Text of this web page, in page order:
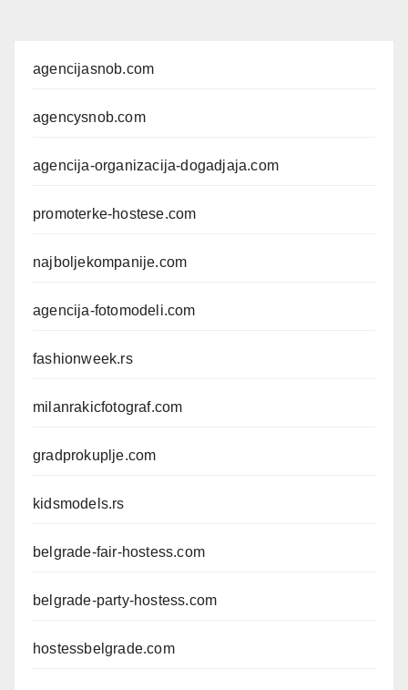
agencijasnob.com
agencysnob.com
agencija-organizacija-dogadjaja.com
promoterke-hostese.com
najboljekompanije.com
agencija-fotomodeli.com
fashionweek.rs
milanrakicfotograf.com
gradprokuplje.com
kidsmodels.rs
belgrade-fair-hostess.com
belgrade-party-hostess.com
hostessbelgrade.com